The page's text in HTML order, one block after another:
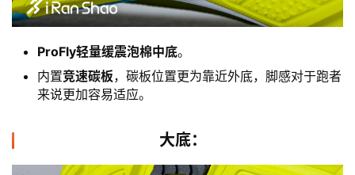
ProFly轻量缓震泡棉中底。
内置竞速碳板，碳板位置更为靠近外底，脚感对于跑者
来说更加容易适应。
大底：